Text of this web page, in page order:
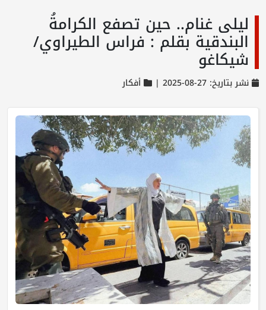
ليلى غنام.. حين تصفع الكرامةُ
البندقية بقلم : فراس الطيراوي/
شيكاغو
نشر بتاريخ: 27-08-2025 | أفكار